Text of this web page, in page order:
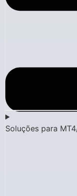
Soluções para